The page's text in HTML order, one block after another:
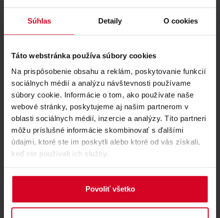
Súhlas Detaily O cookies
Táto webstránka používa súbory cookies
Na prispôsobenie obsahu a reklám, poskytovanie funkcií
sociálnych médií a analýzu návštevnosti používame
súbory cookie. Informácie o tom, ako používate naše
webové stránky, poskytujeme aj našim partnerom v
oblasti sociálnych médií, inzercie a analýzy. Títo partneri
môžu príslušné informácie skombinovať s ďalšími
údajmi, ktoré ste im poskytli alebo ktoré od vás získali,
keď ste používali ich služby.
Povoliť všetko
Chalets Jasná Collection Záhradky
JASNÁ - ZÁHRADKY, NÍZKE TATRY
SELECT